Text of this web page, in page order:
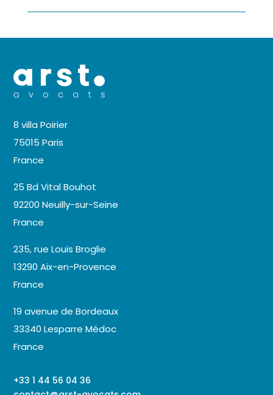
8 villa Poirier
75015 Paris
France
25 Bd Vital Bouhot
92200 Neuilly-sur-Seine
France
235, rue Louis Broglie
13290 Aix-en-Provence
France
19 avenue de Bordeaux
33340 Lesparre Médoc
France
+33 1 44 56 04 36